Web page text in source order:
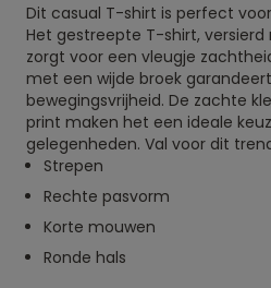
Dit casual T-shirt is perfect
Het gestreepte T-shirt,
zorgt voor een vleugje
met een wijde broek
bewegingsvrijheid. De zachte
print maken het een ideale
gelegenheden. Val voor dit
Strepen
Rechte pasvorm
Korte mouwen
Ronde hals